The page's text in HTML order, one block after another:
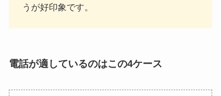
うが好印象です。
電話が適しているのはこの4ケース